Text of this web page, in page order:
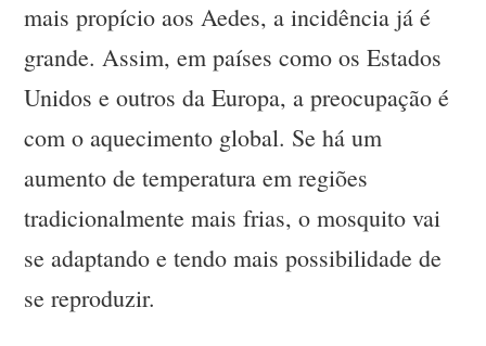
mais propício aos Aedes, a incidência já é
grande. Assim, em países como os Estados
Unidos e outros da Europa, a preocupação é
com o aquecimento global. Se há um
aumento de temperatura em regiões
tradicionalmente mais frias, o mosquito vai
se adaptando e tendo mais possibilidade de
se reproduzir.